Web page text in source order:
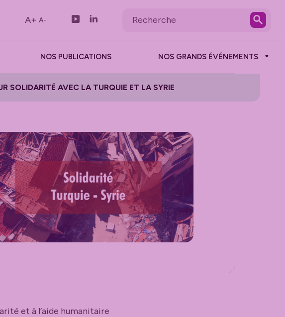
A+ A-
NOS PUBLICATIONS NOS GRANDS ÉVÉNEMENTS
SOLIDARITÉ AVEC LA TURQUIE ET LA SYRIE
et à l’aide humanitaire